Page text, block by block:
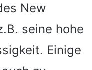
New
seine hohe
Einige